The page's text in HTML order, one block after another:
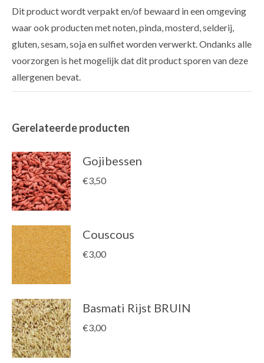
Dit product wordt verpakt en/of bewaard in een omgeving
waar ook producten met noten, pinda, mosterd, selderij,
gluten, sesam, soja en sulfiet worden verwerkt. Ondanks alle
voorzorgen is het mogelijk dat dit product sporen van deze
allergenen bevat.
Gerelateerde producten
Gojibessen
€3,50
Couscous
€3,00
Basmati Rijst BRUIN
€3,00